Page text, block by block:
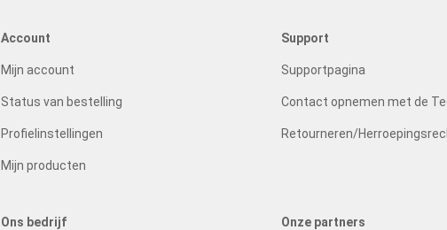
Account
Mijn account
Status van bestelling
Profielinstellingen
Mijn producten
Support
Supportpagina
Contact opnemen met de
Retourneren/
Ons bedrijf Onze partners